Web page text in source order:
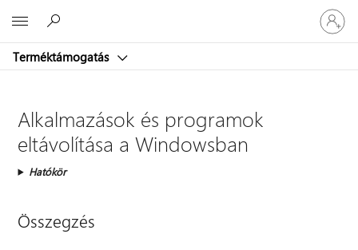
Terméktámogatás
be
a
Alkalmazások és programok
eltávolítása a Windowsban
Hatókör
Összegzés